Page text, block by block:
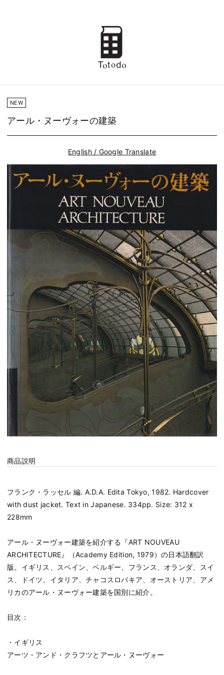
NEW
アール・ヌーヴォーの建築
English / Google Translate
商品説明
フランク・ラッセル 編. A.D.A. Edita Tokyo, 1982. Hardcover
with dust jacket. Text in Japanese. 334pp. Size: 312 x
228mm
アール・ヌーヴォー建築を紹介する『ART NOUVEAU
ARCHITECTURE』（Academy Edition, 1979）の日本語翻訳
版。イギリス、スペイン、ベルギー、フランス、オランダ、スイ
ス、ドイツ、イタリア、チャコスロバキア、オーストリア、アメ
リカのアール・ヌーヴォー建築を国別に紹介。
目次：
・イギリス
アーツ・アンド・クラフツとアール・ヌーヴォー